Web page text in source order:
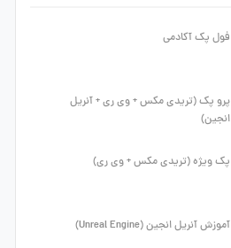
فول پک آکادمی
پرو پک (تریدی مکس + وی ری + آنریل
انجین)
پک ویژه (تریدی مکس + وی ری)
آموزش آنریل انجین (Unreal Engine)